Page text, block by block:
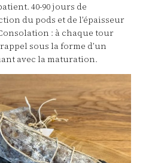
40-90 jours de
du pods et de l’épaisseur
: à chaque tour
sous la forme d’un
avec la maturation.